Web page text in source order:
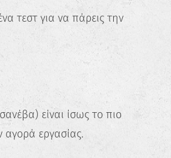
τεστ για να πάρεις την
είναι ίσως το πιο
αγορά εργασίας.